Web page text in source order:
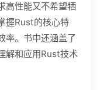
高性能又不希望牺
握Rust的核心特
率。书中还涵盖了
解和应用Rust技术